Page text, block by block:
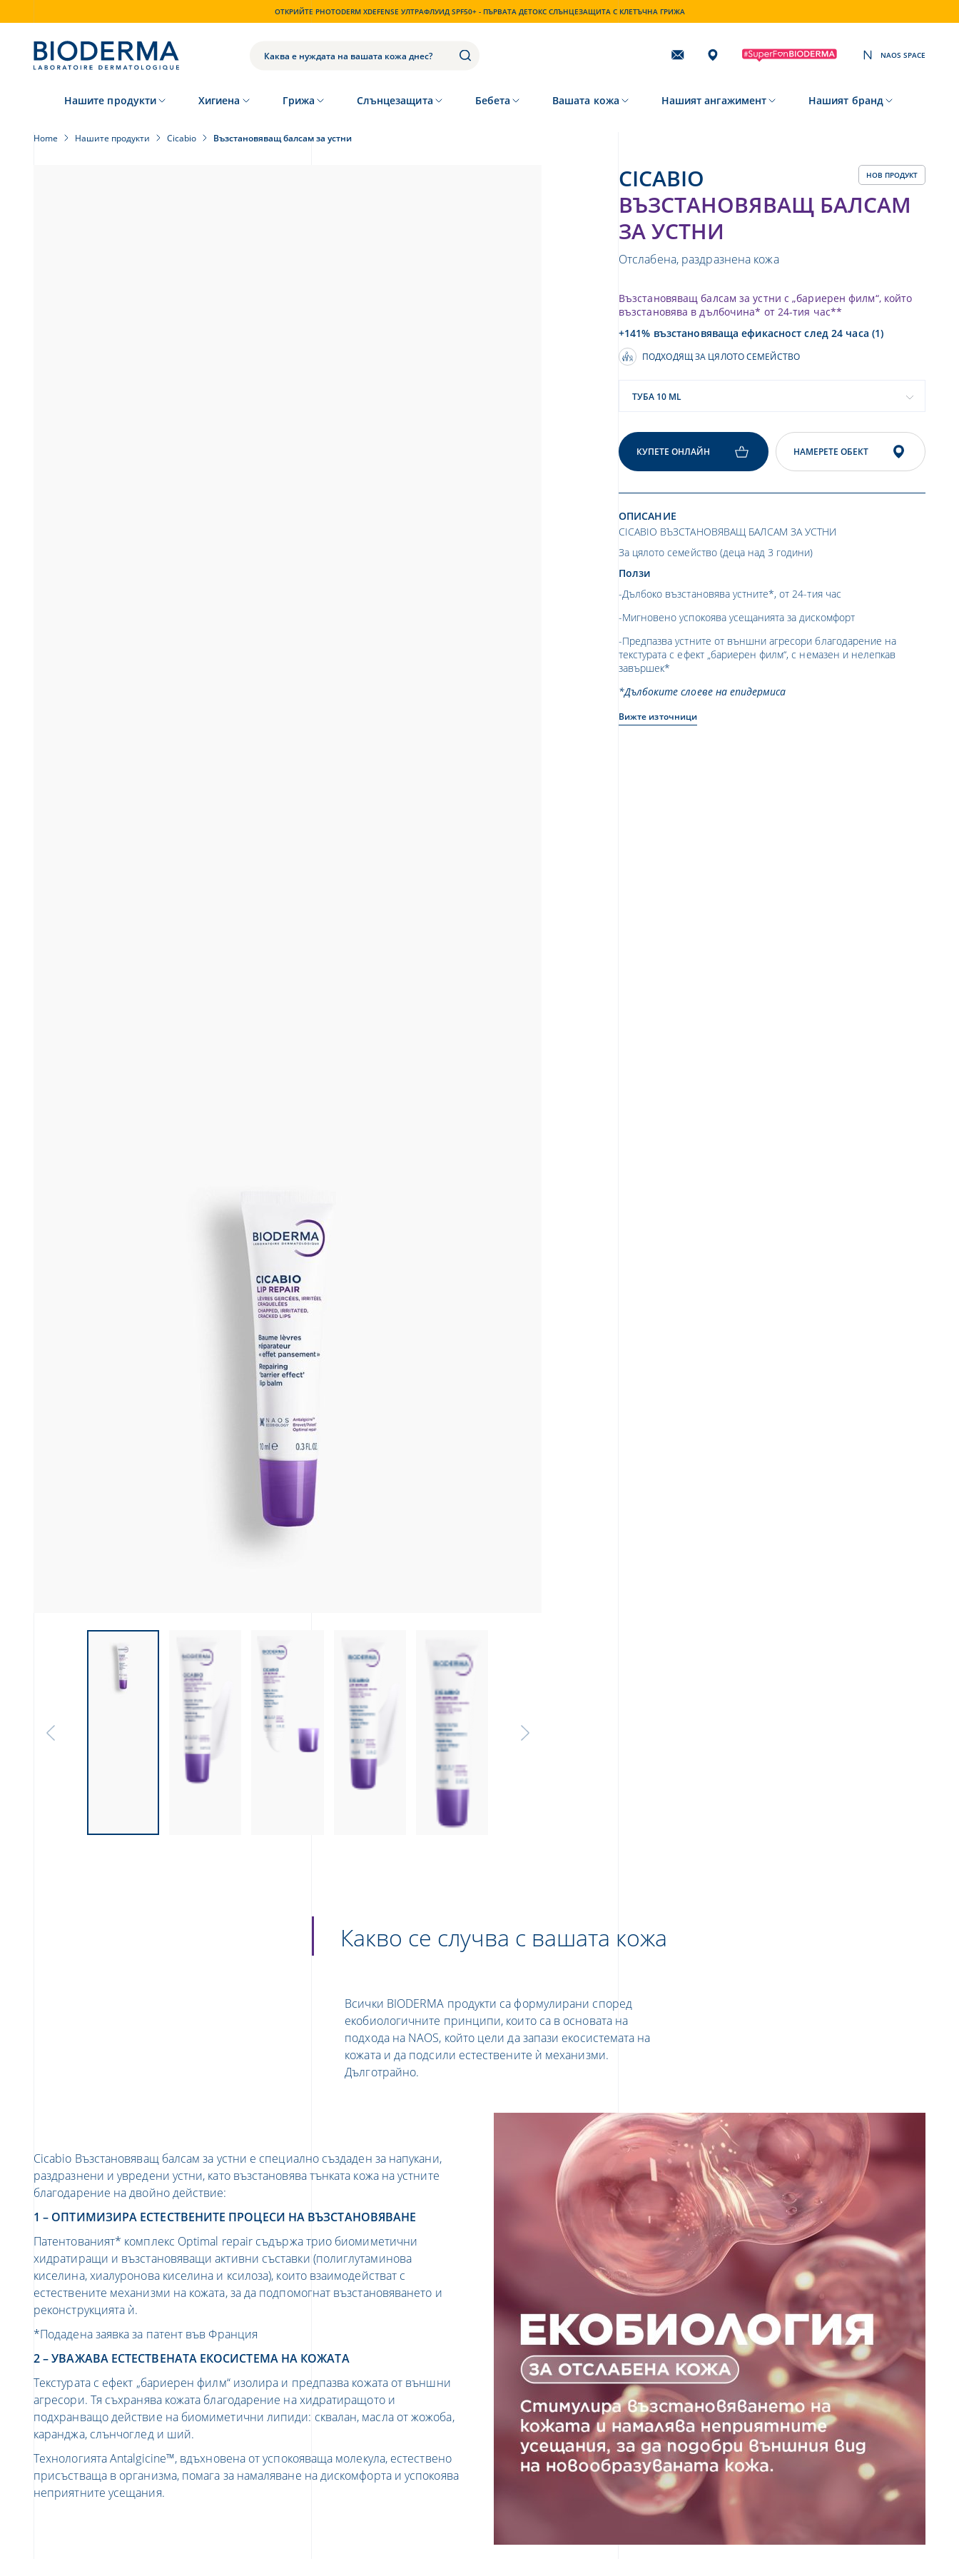
ОТКРИЙТЕ PHOTODERM XDEFENSE УЛТРАФЛУИД SPF50+ - ПЪРВАТА ДЕТОКС СЛЪНЦЕЗАЩИТА С КЛЕТЪЧНА ГРИЖА
Subscribing
NAOS SPACE
Нашите продукти Хигиена Грижа Слънцезащита Бебета Вашата кожа Нашият ангажимент Нашият бранд
Home Нашите продукти Cicabio Възстановяващ балсам за устни
CICABIO
ВЪЗСТАНОВЯВАЩ БАЛСАМ
ЗА УСТНИ
НОВ ПРОДУКТ
Отслабена, раздразнена кожа
Възстановяващ балсам за устни с „бариерен филм“, който
възстановява в дълбочина* от 24-тия час**
+141% възстановяваща ефикасност след 24 часа (1)
ПОДХОДЯЩ ЗА ЦЯЛОТО СЕМЕЙСТВО
ТУБА 10 ML
КУПЕТЕ ОНЛАЙН НАМЕРЕТЕ ОБЕКТ
ОПИСАНИЕ
CICABIO ВЪЗСТАНОВЯВАЩ БАЛСАМ ЗА УСТНИ
За цялото семейство (деца над 3 години)
Ползи
-Дълбоко възстановява устните*, от 24-тия час
-Мигновено успокоява усещанията за дискомфорт
-Предпазва устните от външни агресори благодарение на
текстурата с ефект „бариерен филм“, с немазен и нелепкав
завършек*
*Дълбоките слоеве на епидермиса
Вижте източници
Какво се случва с вашата кожа
Всички BIODERMA продукти са формулирани според
екобиологичните принципи, които са в основата на
подхода на NAOS, който цели да запази екосистемата на
кожата и да подсили естествените ѝ механизми.
Дълготрайно.
Cicabio Възстановяващ балсам за устни е специално създаден за напукани,
раздразнени и увредени устни, като възстановява тънката кожа на устните
благодарение на двойно действие:
1 – ОПТИМИЗИРА ЕСТЕСТВЕНИТЕ ПРОЦЕСИ НА ВЪЗСТАНОВЯВАНЕ
Патентованият* комплекс Optimal repair съдържа трио биомиметични
хидратиращи и възстановяващи активни съставки (полиглутаминова
киселина, хиалуронова киселина и ксилоза), които взаимодействат с
естествените механизми на кожата, за да подпомогнат възстановяването и
реконструкцията ѝ.
*Подадена заявка за патент във Франция
2 – УВАЖАВА ЕСТЕСТВЕНАТА ЕКОСИСТЕМА НА КОЖАТА
Текстурата с ефект „бариерен филм“ изолира и предпазва кожата от външни
агресори. Тя съхранява кожата благодарение на хидратиращото и
подхранващо действие на биомиметични липиди: сквалан, масла от жожоба,
каранджа, слънчоглед и ший.
Технологията Antalgicine™, вдъхновена от успокояваща молекула, естествено
присъстваща в организма, помага за намаляване на дискомфорта и успокоява
неприятните усещания.